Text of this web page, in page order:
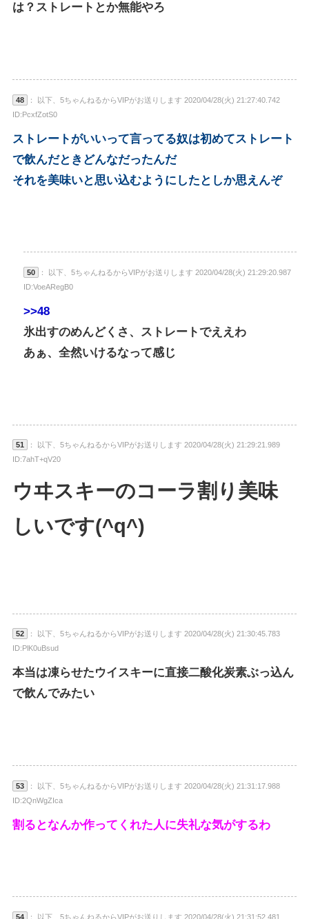
は？ストレートとか無能やろ
48
： 以下、5ちゃんねるからVIPがお送りします 2020/04/28(火) 21:27:40.742
ID:PcxfZotS0
ストレートがいいって言ってる奴は初めてストレート
で飲んだときどんなだったんだ
それを美味いと思い込むようにしたとしか思えんぞ
50
： 以下、5ちゃんねるからVIPがお送りします 2020/04/28(火) 21:29:20.987
ID:VoeARegB0
>>48
氷出すのめんどくさ、ストレートでええわ
あぁ、全然いけるなって感じ
51
： 以下、5ちゃんねるからVIPがお送りします 2020/04/28(火) 21:29:21.989
ID:7ahT+qV20
ウヰスキーのコーラ割り美味
しいです(^q^)
52
： 以下、5ちゃんねるからVIPがお送りします 2020/04/28(火) 21:30:45.783
ID:PlK0uBsud
本当は凍らせたウイスキーに直接二酸化炭素ぶっ込ん
で飲んでみたい
53
： 以下、5ちゃんねるからVIPがお送りします 2020/04/28(火) 21:31:17.988
ID:2QnWgZIca
割るとなんか作ってくれた人に失礼な気がするわ
54 ： 以下、5ちゃんねるからVIPがお送りします 2020/04/28(火) 21:31:52.481